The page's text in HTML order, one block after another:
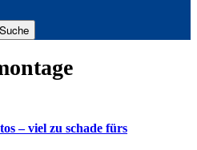
– viel zu schade fürs